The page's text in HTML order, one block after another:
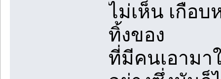
ไม่เห็น เกือ
ทิ้งของ
ที่มีคนเอามา